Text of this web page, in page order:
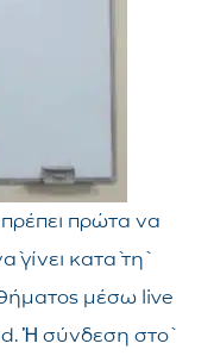
πρέπει πρώτα να
γίνει κατὰ τὴ
μέσω live
Ἡ σύνδεση στὸ